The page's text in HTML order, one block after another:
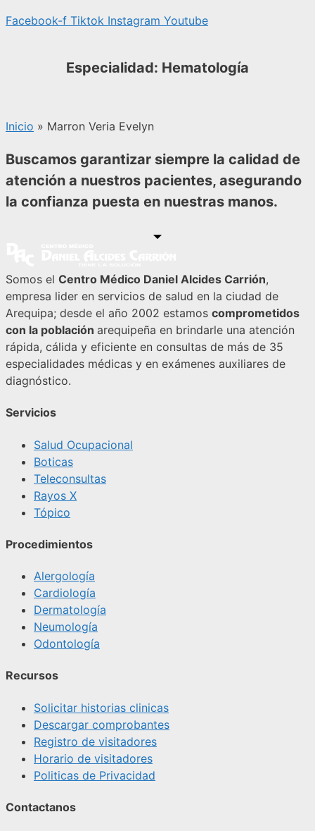
Facebook-f Tiktok Instagram Youtube
Especialidad: Hematología
Inicio » Marron Veria Evelyn
Buscamos garantizar siempre la calidad de
atención a nuestros pacientes, asegurando
la confianza puesta en nuestras manos.
Somos el Centro Médico Daniel Alcides Carrión,
empresa lider en servicios de salud en la ciudad de
Arequipa; desde el año 2002 estamos comprometidos
con la población arequipeña en brindarle una atención
rápida, cálida y eficiente en consultas de más de 35
especialidades médicas y en exámenes auxiliares de
diagnóstico.
Servicios
Salud Ocupacional
Boticas
Teleconsultas
Rayos X
Tópico
Procedimientos
Alergología
Cardiología
Dermatología
Neumología
Odontología
Recursos
Solicitar historias clinicas
Descargar comprobantes
Registro de visitadores
Horario de visitadores
Politicas de Privacidad
Contactanos